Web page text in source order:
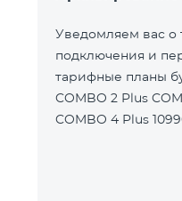
Уведомляем вас о
подключения и
тарифные планы
COMBO 2 Plus
COMBO 4 Plus